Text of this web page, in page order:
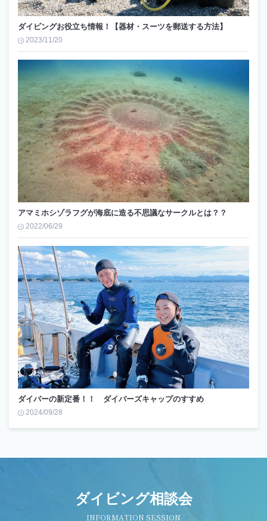
ダイビングお役立ち情報！【器材・スーツを郵送する方法】
2023/11/20
アマミホシゾラフグが海底に造る不思議なサークルとは？？
2022/06/29
ダイバーの新定番！！ ダイバーズキャップのすすめ
2024/09/28
ダイビング相談会
INFORMATION SESSION